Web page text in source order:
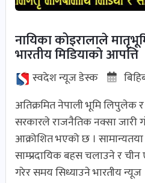
नायिका कोइरालाले
भारतीय मिडियाकाे आपत्ति
स्वदेश न्यूज डेस्क
अतिक्रमित नेपाली भूमि लिपुलेक
सरकारले राजनैतिक नक्सा जारी
आक्रोशित भएको छ ।
साम्प्रदायिक बहस चलाउने र चीन
गरेर समय सिध्याउने भारतीय न्यूज